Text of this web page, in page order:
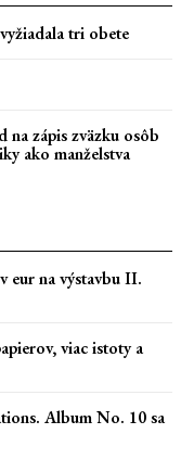
tri obete
na zápis zväzku osôb
ako manželstva
eur na výstavbu II.
viac istoty a
Album No. 10 sa